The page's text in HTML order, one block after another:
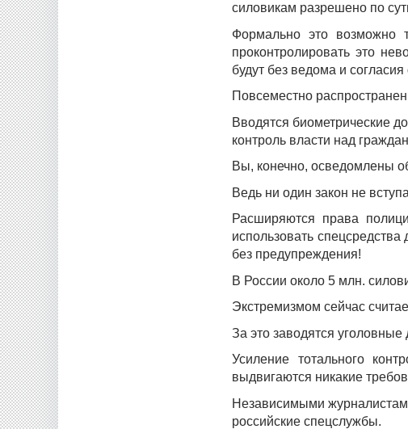
силовикам разрешено по
Формально это возможно
проконтролировать это
будут без ведома и
Повсеместно
Вводятся биометрические
контроль власти над
Вы, конечно, осведомлены
Ведь ни один закон не
Расширяются права
использовать
без предупреждения!
В России около 5 млн.
Экстремизмом сейчас
За это заводятся
Усиление тотального
выдвигаются никакие
Независимыми
российские спецслужбы.